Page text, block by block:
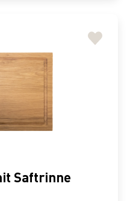
Saftrinne